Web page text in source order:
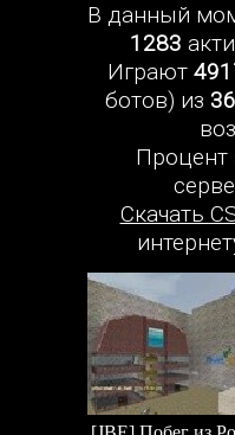
В данный
1283
Играют
ботов) из
Процент
Скачать